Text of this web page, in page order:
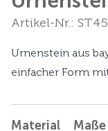
Artikel-Nr.:
Urnenstein aus
einfacher Form
Material